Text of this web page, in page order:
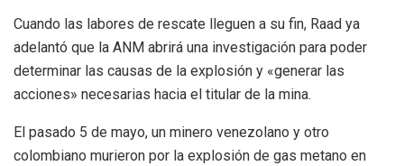
Cuando las labores de rescate lleguen a su fin, Raad ya
adelantó que la ANM abrirá una investigación para poder
determinar las causas de la explosión y «generar las
acciones» necesarias hacia el titular de la mina.
El pasado 5 de mayo, un minero venezolano y otro
colombiano murieron por la explosión de gas metano en